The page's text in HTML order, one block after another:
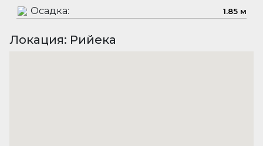
Осадка: 1.85 м
Локация: Рийека